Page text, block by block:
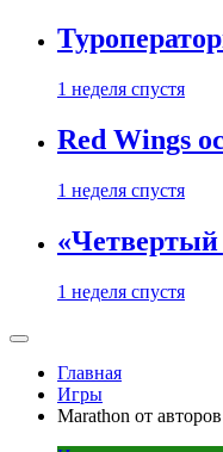
1 неделя спустя
Red Wings
1 неделя спустя
«Четвертый
1 неделя спустя
Главная
Игры
Marathon от